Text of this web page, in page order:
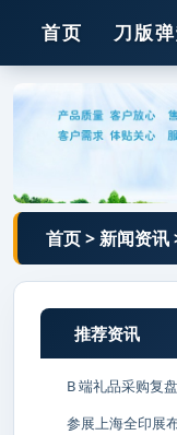
首页 刀版
压痕线 钢孔
首页>新闻资讯
推荐资讯
B 端礼品采购复
参展上海全印展